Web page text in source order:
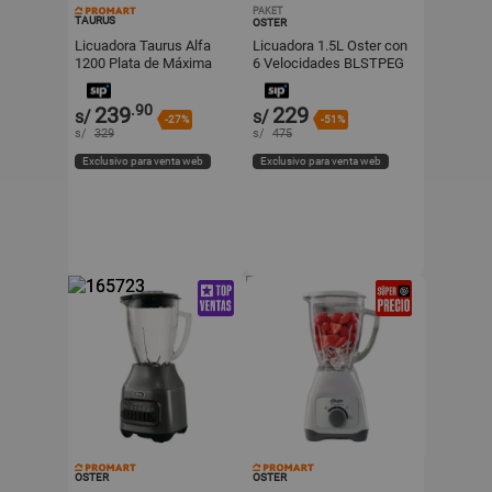
TAURUS
Licuadora Taurus Alfa
1200 Plata de Máxima
Tecnología
s/ 239.90
-27%
s/ 329
Exclusivo para venta web
PAKET
OSTER
Licuadora 1.5L Oster con
6 Velocidades BLSTPEG
GPB Gris
s/ 229 -51%
s/ 475
Exclusivo para venta web
OSTER OSTER